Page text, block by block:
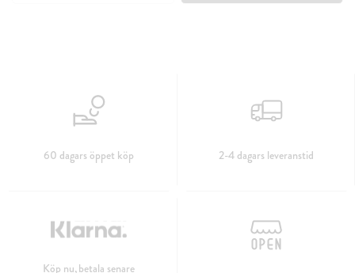
60 dagars öppet köp 2-4 dagars leveranstid
Köp nu, betala senare